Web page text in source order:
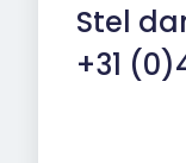
Stel
+31